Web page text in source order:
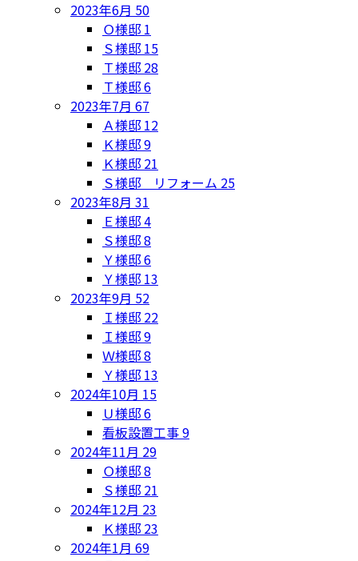
2023年6月 50
Ｏ様邸 1
Ｓ様邸 15
Ｔ様邸 28
Ｔ様邸6
2023年7月 67
Ａ様邸 12
Ｋ様邸9
Ｋ様邸 21
Ｓ様邸 リフォーム 25
2023年8月 31
Ｅ様邸4
Ｓ様邸8
Ｙ様邸6
Ｙ様邸 13
2023年9月 52
Ｉ様邸 22
Ｉ様邸9
Ｗ様邸8
Ｙ様邸 13
2024年10月 15
Ｕ様邸6
看板設置工事9
2024年11月 29
Ｏ様邸8
Ｓ様邸 21
2024年12月 23
Ｋ様邸 23
2024年1月 69